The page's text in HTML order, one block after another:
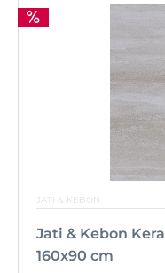
JATI & KEBON
Jati & Kebon
160x90 cm